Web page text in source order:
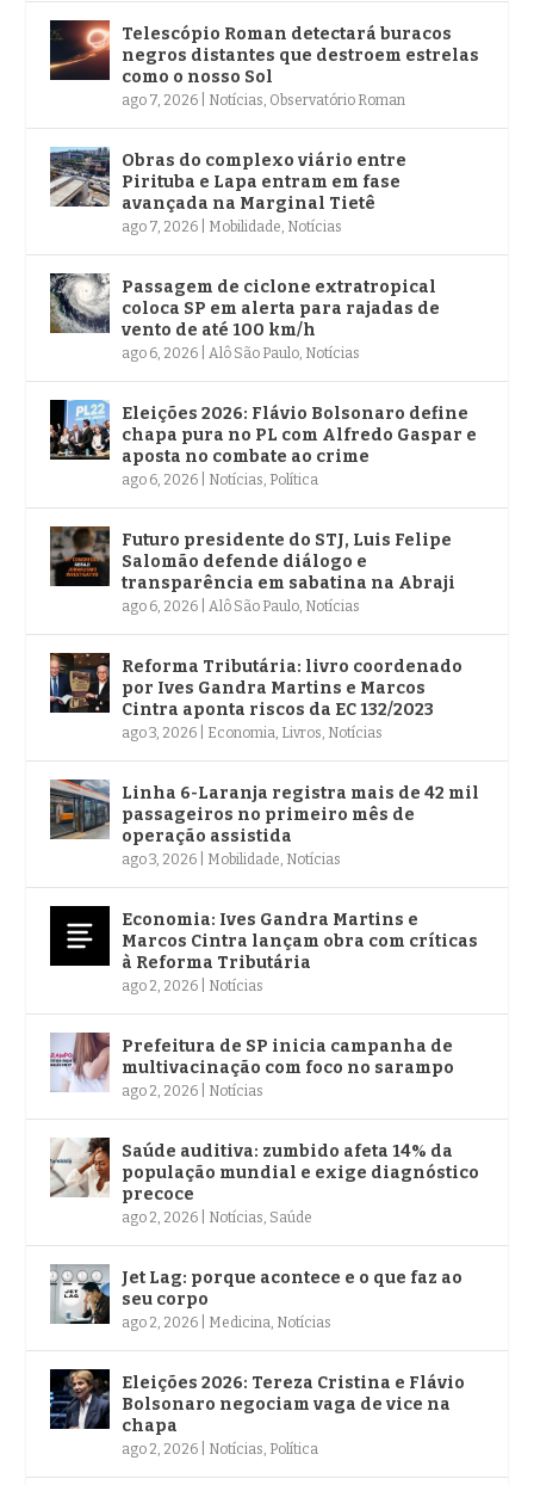
Telescópio Roman detectará buracos
negros distantes que destroem estrelas
como o nosso Sol
ago 7, 2026 Notícias Observatório Roman
Obras do complexo viário entre
Pirituba e Lapa entram em fase
avançada na Marginal Tietê
ago 7, 2026 Mobilidade Notícias
Passagem de ciclone extratropical
coloca SP em alerta para rajadas de
vento de até 100 km/h
ago 6, 2026 Alô São Paulo Notícias
Eleições 2026: Flávio Bolsonaro define
chapa pura no PL com Alfredo Gaspar e
aposta no combate ao crime
ago 6, 2026 Notícias Política
Futuro presidente do STJ, Luis Felipe
Salomão defende diálogo e
transparência em sabatina na Abraji
ago 6, 2026 Alô São Paulo Notícias
Reforma Tributária: livro coordenado
por Ives Gandra Martins e Marcos
Cintra aponta riscos da EC 132/2023
ago 3, 2026 Economia Livros Notícias
Linha 6-Laranja registra mais de 42 mil
passageiros no primeiro mês de
operação assistida
ago 3, 2026 Mobilidade Notícias
Economia: Ives Gandra Martins e
Marcos Cintra lançam obra com críticas
à Reforma Tributária
ago 2, 2026 Notícias
Prefeitura de SP inicia campanha de
multivacinação com foco no sarampo
ago 2, 2026 Notícias
Saúde auditiva: zumbido afeta 14% da
população mundial e exige diagnóstico
precoce
ago 2, 2026 Notícias Saúde
Jet Lag: porque acontece e o que faz ao
seu corpo
ago 2, 2026 Medicina Notícias
Eleições 2026: Tereza Cristina e Flávio
Bolsonaro negociam vaga de vice na
chapa
ago 2, 2026 Notícias Política